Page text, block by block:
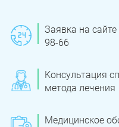
Заявка на
98-66
Консультация
метода лечения
Медицинское